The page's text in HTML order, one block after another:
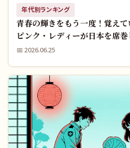
年代別ランキング
青春の輝きをもう一度！覚えて
ピンク・レディーが日本を席
名曲たち
📅 2026.06.25